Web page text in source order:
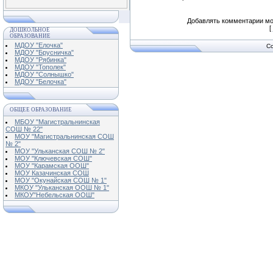
ДОШКОЛЬНОЕ
ОБРАЗОВАНИЕ
МДОУ "Елочка"
МДОУ "Брусничка"
МДОУ "Рябинка"
МДОУ "Тополек"
МДОУ "Солнышко"
МДОУ "Белочка"
ОБЩЕЕ ОБРАЗОВАНИЕ
МБОУ "Магистральнинская
СОШ № 22"
МОУ "Магистральнинская СОШ
№ 2"
МОУ "Ульканская СОШ № 2"
МОУ "Ключевская СОШ"
МОУ "Карамская ООШ"
МОУ Казачинская СОШ
МОУ "Окунайская СОШ № 1"
МКОУ "Ульканская ООШ № 1"
МКОУ"Небельская ООШ"
Добавлять комментарии
[